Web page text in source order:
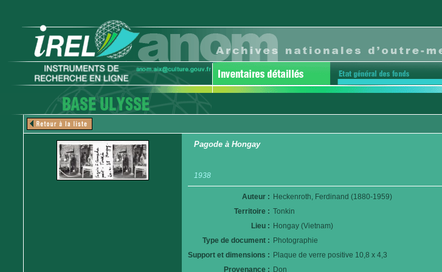
Pagode à Hongay
1938
Auteur : Heckenroth, Ferdinand (1880-1959)
Territoire : Tonkin
Lieu : Hongay (Vietnam)
Type de document : Photographie
Support et dimensions : Plaque de verre positive 10,8 x 4,3
Provenance : Don